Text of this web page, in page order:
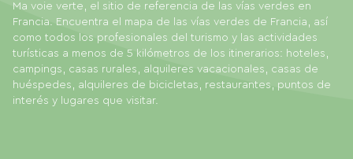
Ma voie verte, el sitio de referencia de las vías verdes en
Francia. Encuentra el mapa de las vías verdes de Francia, así
como todos los profesionales del turismo y las actividades
turísticas a menos de 5 kilómetros de los itinerarios: hoteles,
campings, casas rurales, alquileres vacacionales, casas de
huéspedes, alquileres de bicicletas, restaurantes, puntos de
interés y lugares que visitar.